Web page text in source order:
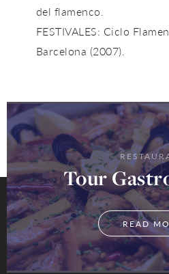
del flamenco.
FESTIVALES: Ciclo
Barcelona (2007).
Tour
READ